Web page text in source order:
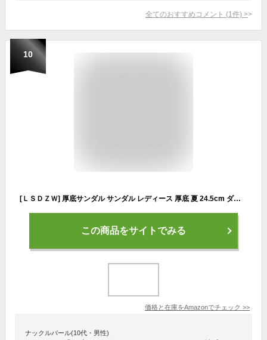
全てのおすすめコメント (1 件) >
10
[ＬＳＤＺＷ] 厚底サンダル サンダル レディース 厚底 夏 24.5cm ダブルベルトサンダル ウェッジサンダル ウェッジソール 歩きやすい 履きやすい ブルー 疲れない 美脚 サマーサンダル オシャレ 人気 夏 かわいい お洒落 50代 美脚靴 カジュアルシューズ
この商品をサイトでみる
価格と在庫をAmazonでチェック >>
ナックルバール(10代・男性)